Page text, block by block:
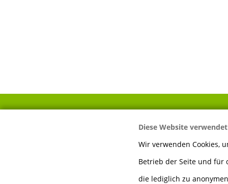
Diese Website
Wir verwenden Cookies,
Betrieb der Seite und für
die lediglich zu
Mayer Sägewerk &
Holzhandlung GmbH